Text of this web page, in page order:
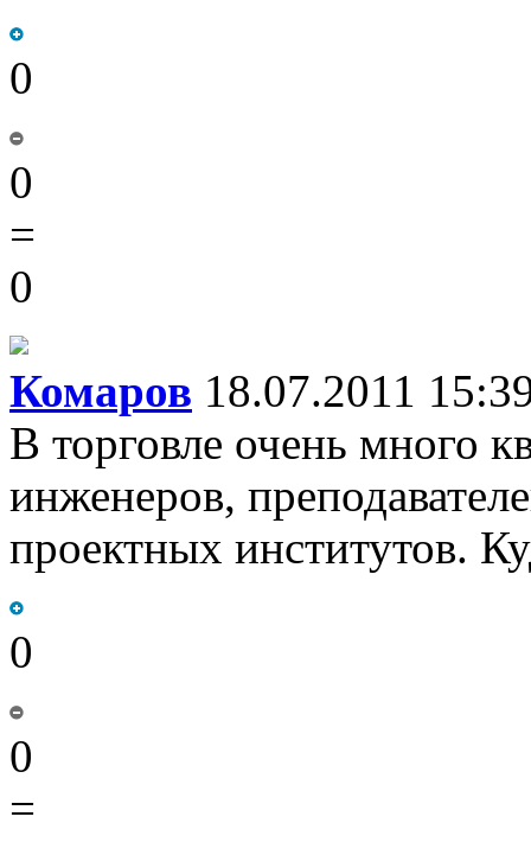
0
0
=
0
Комаров 18.07.2011
В торговле очень много
инженеров,
проектных институтов.
0
0
=